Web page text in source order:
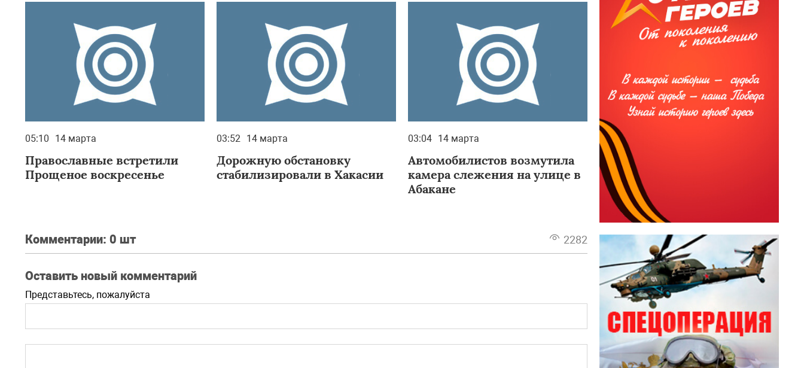
05:10 14 марта
Православные встретили
Прощеное воскресенье
03:52 14 марта
Дорожную обстановку
стабилизировали в Хакасии
03:04 14 марта
Автомобилистов возмутила
камера слежения на улице в
Абакане
Комментарии: 0 шт 2282
Оставить новый комментарий
Представьтесь, пожалуйста